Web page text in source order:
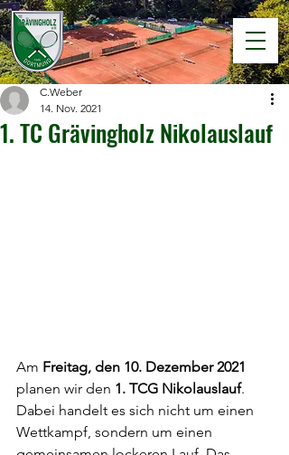
1. TC Grävingholz Nikolauslauf
C.Weber
14. Nov. 2021
Am Freitag, den 10. Dezember 2021
planen wir den 1. TCG Nikolauslauf.
Dabei handelt es sich nicht um einen
Wettkampf, sondern um einen